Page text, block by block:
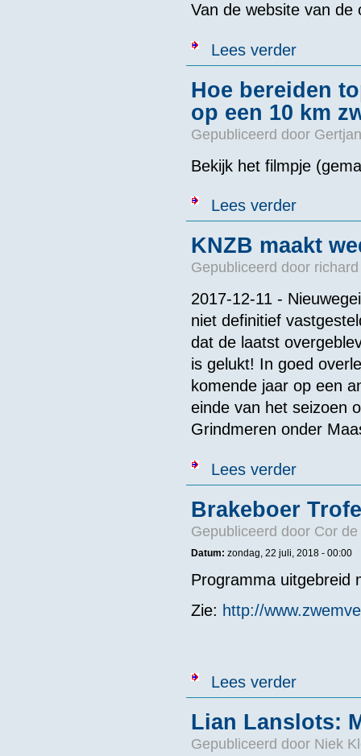
Van de website van de
Lees verderover
Hoe bereiden
op een 10 km
Gepubliceerd door
Bekijk het filmpje
Lees verderover Hoe
KNZB maakt
Gepubliceerd door
2017-12-11 -
niet definitief
dat de laatst
is gelukt! In goed
komende jaar op een
einde van het seizoen
Grindmeren onder
Lees verderover KNZB
Brakeboer
Gepubliceerd door Cor
Datum: zondag, 22 juli, 2018 - 00:00
Programma uitgebreid
Zie: http://
Lees verderover
Lian Lanslots:
Gepubliceerd door Niek